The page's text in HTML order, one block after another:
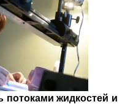
потоками жидкостей и